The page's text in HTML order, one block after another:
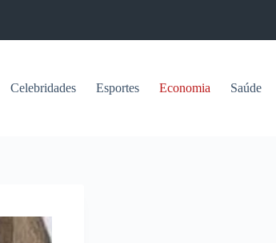
Celebridades Esportes Economia Saúde